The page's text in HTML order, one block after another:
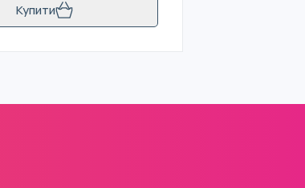
Купити